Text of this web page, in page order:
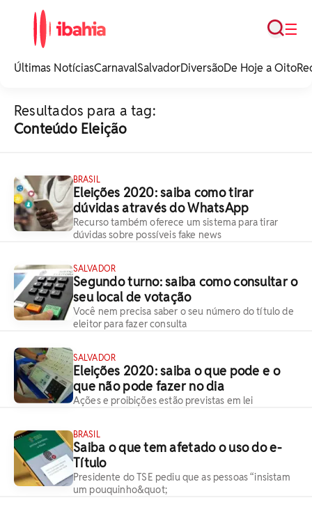
noticias e
☰
Busca
Últimas NotíciasCarnavalSalvadorDiversãoDe Hoje a Oito
Resultados para a tag:
Conteúdo Eleição
BRASIL
Eleições 2020: saiba como tirar
dúvidas através do WhatsApp
Recurso também oferece um sistema para tirar
dúvidas sobre possíveis fake news
SALVADOR
Segundo turno: saiba como consultar o
seu local de votação
Você nem precisa saber o seu número do título de
eleitor para fazer consulta
SALVADOR
Eleições 2020: saiba o que pode e o
que não pode fazer no dia
Ações e proibições estão previstas em lei
BRASIL
Saiba o que tem afetado o uso do e-
Título
Presidente do TSE pediu que as pessoas “insistam
um pouquinho&quot;